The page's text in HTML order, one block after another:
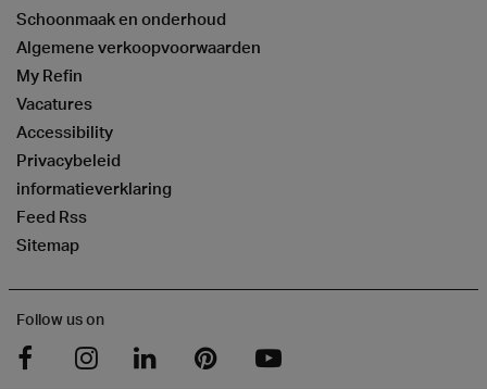
Schoonmaak en onderhoud
Algemene verkoopvoorwaarden
My Refin
Vacatures
Accessibility
Privacybeleid
informatieverklaring
Feed Rss
Sitemap
Follow us on